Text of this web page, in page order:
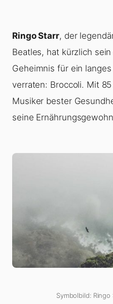
Ringo Starr, der
Beatles, hat kürzlich
Geheimnis für ein
verraten: Broccoli. Mit
Musiker bester
seine
Symbolbild: Ringo